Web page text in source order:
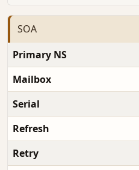
SOA
Primary NS
Mailbox
Serial
Refresh
Retry